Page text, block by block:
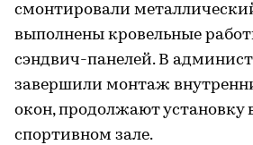
смонтировали
выполнены кровельные
сэндвич-панелей. В
завершили монтаж
окон, продолжают установку
спортивном зале.